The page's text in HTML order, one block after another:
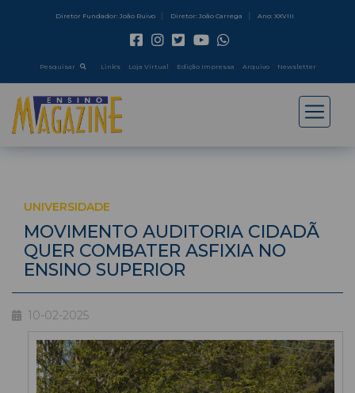
Diretor Fundador: João Ruivo Diretor: João Carrega Ano: XXVIII
Pesquisar Link's Loja Virtual Edição Impressa Arquivo Newsletter
UNIVERSIDADE
MOVIMENTO AUDITORIA CIDADÃ
QUER COMBATER ASFIXIA NO
ENSINO SUPERIOR
10-02-2025